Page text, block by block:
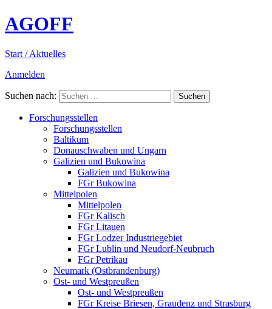
AGOFF
Start / Aktuelles
Anmelden
Suchen nach:
Forschungsstellen
Forschungsstellen
Baltikum
Donauschwaben und Ungarn
Galizien und Bukowina
Galizien und Bukowina
FGr Bukowina
Mittelpolen
Mittelpolen
FGr Kalisch
FGr Litauen
FGr Lodzer Industriegebiet
FGr Lublin und Neudorf-Neubruch
FGr Petrikau
Neumark (Ostbrandenburg)
Ost- und Westpreußen
Ost- und Westpreußen
FGr Kreise Briesen, Graudenz und Strasburg